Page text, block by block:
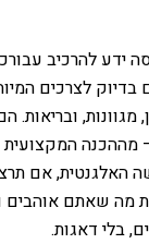
ידע להרכיב
לצרכים
מגוונות, ובריאות.
מההכנה המקצועית
האלגנטית, אם
מה שאתם אוהבים
בלי דאגות.